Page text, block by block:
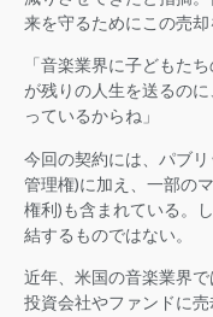
来を守るためにこの売却
「音楽業界に子どもた
が残りの人生を送るの
っているからね」
今回の契約には、パブ
管理権)に加え、一部の
権利)も含まれている。
結するものではない。
近年、米国の音楽業界
投資会社やファンドに